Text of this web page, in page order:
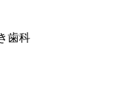
歯科